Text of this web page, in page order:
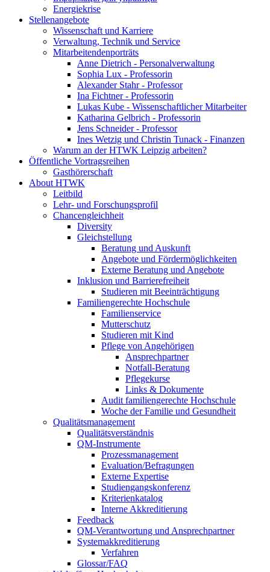
Energiekrise
Stellenangebote
Wissenschaft und Karriere
Verwaltung, Technik und Service
Mitarbeitendenporträts
Anne Dietrich - Personalverwaltung
Sophia Lux - Professorin
Alexander Stahr - Professor
Ina Fichtner - Professorin
Lukas Kube - Wissenschaftlicher Mitarbeiter
Katharina Gelbrich - Professorin
Jens Schneider - Professor
Ines Wetzig und Christin Tunack - Finanzen
Warum an der HTWK Leipzig arbeiten?
Öffentliche Vortragsreihen
Gasthörerschaft
About HTWK
Leitbild
Lehr- und Forschungsprofil
Chancengleichheit
Diversity
Gleichstellung
Beratung und Auskunft
Angebote und Fördermöglichkeiten
Externe Beratung und Angebote
Inklusion und Barrierefreiheit
Studieren mit Beeinträchtigung
Familiengerechte Hochschule
Familienservice
Mutterschutz
Studieren mit Kind
Pflege von Angehörigen
Ansprechpartner
Notfall-Beratung
Pflegekurse
Links & Dokumente
Audit familiengerechte Hochschule
Woche der Familie und Gesundheit
Qualitätsmanagement
Qualitätsverständnis
QM-Instrumente
Prozessmanagement
Evaluation/Befragungen
Externe Expertise
Studiengangskonferenz
Kriterienkatalog
Interne Akkreditierung
Feedback
QM-Verantwortung und Ansprechpartner
Systemakkreditierung
Verfahren
Glossar/FAQ